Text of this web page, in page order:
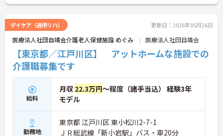
デイケア（通所リハ） 更新日：2026年05月26日
医療法人社団自靖会介護老人保健施設 めぐみ 医療法人社団自靖会
【東京都／江戸川区】 アットホームな施設での
介護職募集です
給料
月収 22.3万円～程度（諸手当込） 経験3年
モデル
勤務地
東京都 江戸川区 東小松川2-7-1
ＪＲ総武線「新小岩駅」バス・車20分